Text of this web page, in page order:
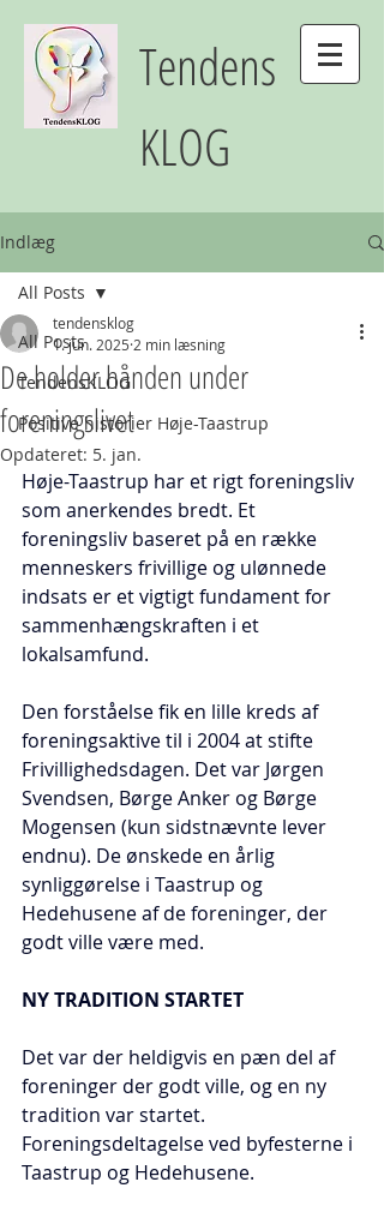
Tendens
KLOG
Indlæg
All Posts
TendensKLOG
Positive historier Høje-Taastrup
All Posts
De holder hånden under
foreningslivet
tendensklog
1. jun. 2025 2 min læsning
Opdateret: 5. jan.
Høje-Taastrup har et rigt foreningsliv
som anerkendes bredt. Et
foreningsliv baseret på en række
menneskers frivillige og ulønnede
indsats er et vigtigt fundament for
sammenhængskraften i et
lokalsamfund.
Den forståelse fik en lille kreds af
foreningsaktive til i 2004 at stifte
Frivillighedsdagen. Det var Jørgen
Svendsen, Børge Anker og Børge
Mogensen (kun sidstnævnte lever
endnu). De ønskede en årlig
synliggørelse i Taastrup og
Hedehusene af de foreninger, der
godt ville være med.
NY TRADITION STARTET
Det var der heldigvis en pæn del af
foreninger der godt ville, og en ny
tradition var startet.
Foreningsdeltagelse ved byfesterne i
Taastrup og Hedehusene.